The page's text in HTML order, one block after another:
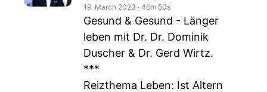
19. March 2023 ‧ 46m 50s
Gesund & Gesund - Länger
leben mit Dr. Dr. Dominik
Duscher & Dr. Gerd Wirtz.
***
Reizthema Leben: Ist Altern